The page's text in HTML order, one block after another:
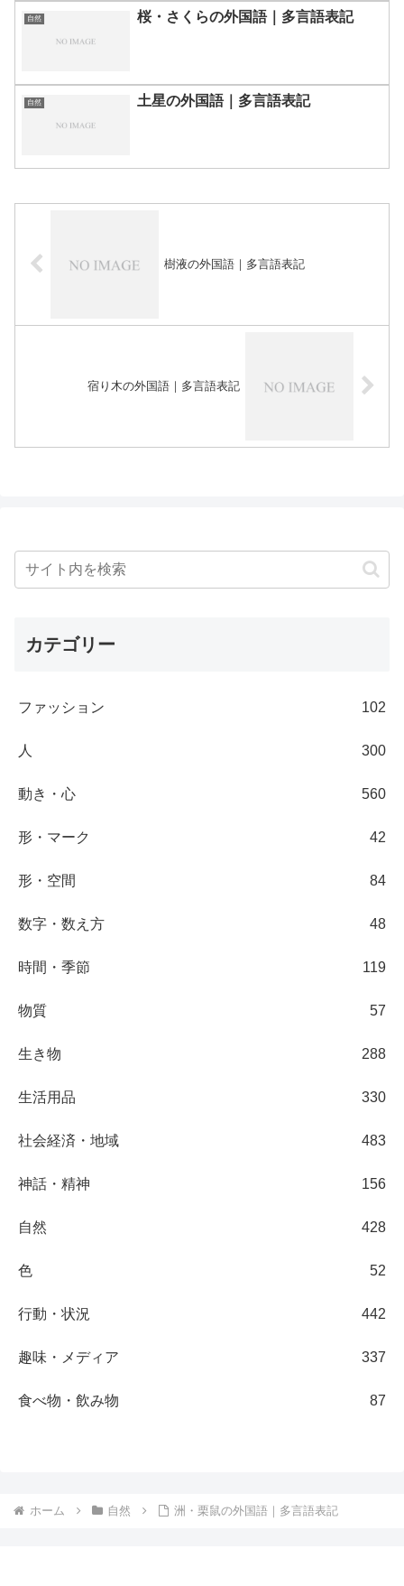
自然 桜・さくらの外国語｜多言語表記
自然 土星の外国語｜多言語表記
樹液の外国語｜多言語表記
宿り木の外国語｜多言語表記
カテゴリー
ファッション 102
人 300
動き・心 560
形・マーク 42
形・空間 84
数字・数え方 48
時間・季節 119
物質 57
生き物 288
生活用品 330
社会経済・地域 483
神話・精神 156
自然 428
色 52
行動・状況 442
趣味・メディア 337
食べ物・飲み物 87
ホーム 自然 洲・栗鼠の外国語｜多言語表記